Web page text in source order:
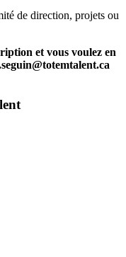
de direction, projets ou
et vous voulez en